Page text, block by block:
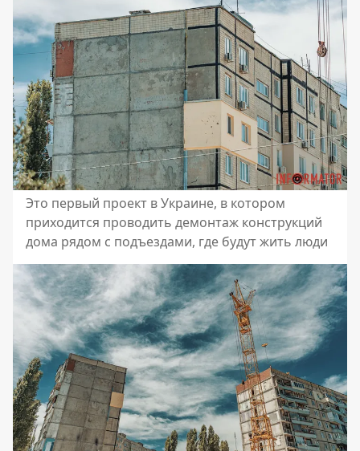
Это первый проект в Украине, в котором
приходится проводить демонтаж конструкций
дома рядом с подъездами, где будут жить люди